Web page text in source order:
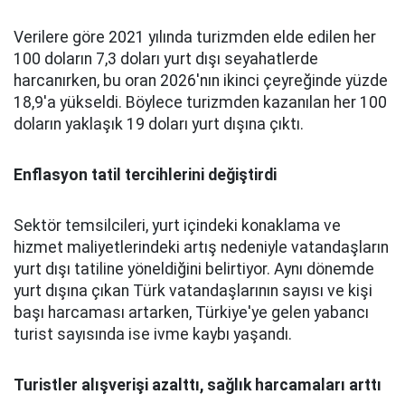
Verilere göre 2021 yılında turizmden elde edilen her
100 doların 7,3 doları yurt dışı seyahatlerde
harcanırken, bu oran 2026'nın ikinci çeyreğinde yüzde
18,9'a yükseldi. Böylece turizmden kazanılan her 100
doların yaklaşık 19 doları yurt dışına çıktı.
Enflasyon tatil tercihlerini değiştirdi
Sektör temsilcileri, yurt içindeki konaklama ve
hizmet maliyetlerindeki artış nedeniyle vatandaşların
yurt dışı tatiline yöneldiğini belirtiyor. Aynı dönemde
yurt dışına çıkan Türk vatandaşlarının sayısı ve kişi
başı harcaması artarken, Türkiye'ye gelen yabancı
turist sayısında ise ivme kaybı yaşandı.
Turistler alışverişi azalttı, sağlık harcamaları arttı